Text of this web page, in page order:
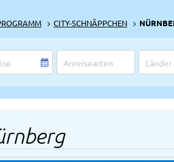
CITY-SCHNÄPPCHEN